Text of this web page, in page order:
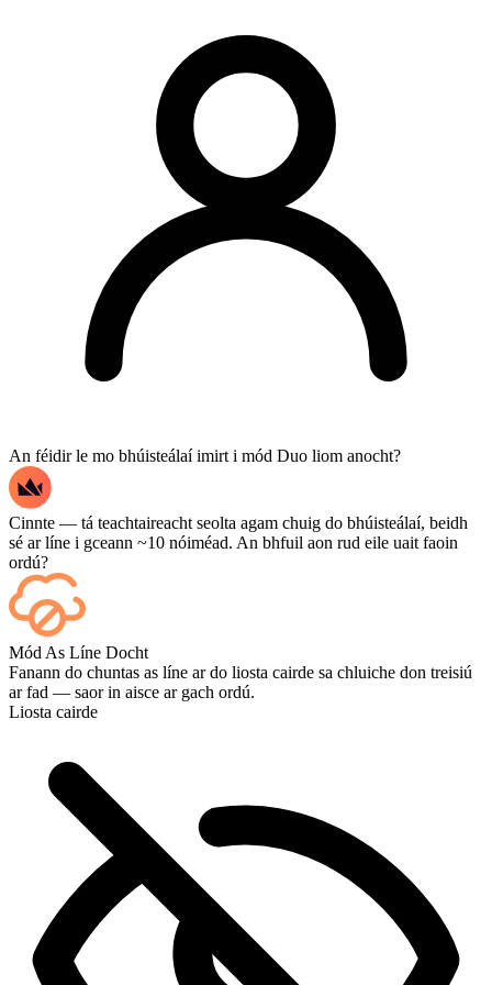
An féidir le mo bhúisteálaí imirt i mód Duo liom anocht?
Cinnte — tá teachtaireacht seolta agam chuig do bhúisteálaí, beidh
sé ar líne i gceann ~10 nóiméad. An bhfuil aon rud eile uait faoin
ordú?
Sea — taispeántar gach cluiche ar do dheais de réir mar a
chríochnaíonn sé, agus más mian leat féachaint ar na cluichí iad féin,
cuir Streaming leis ag an tseiceáil amach.
Mód As Líne Docht
Fanann do chuntas as líne ar do liosta cairde sa chluiche don treisiú
ar fad — saor in aisce ar gach ordú.
Liosta cairde